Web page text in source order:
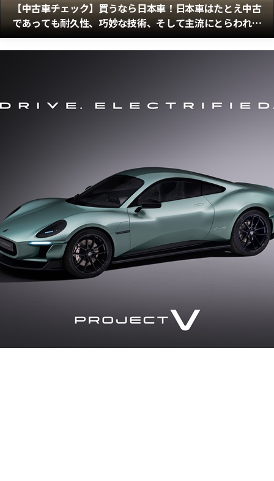
【中古車チェック】買うなら日本車！日本車はたとえ中古
であっても耐久性、巧妙な技術、そして主流にとらわれな
いコンセプトで人々を魅了する！